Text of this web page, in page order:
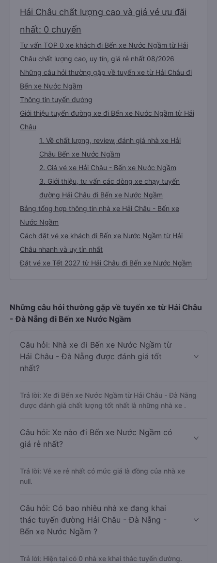
Hải Châu chất lượng cao và giá vé ưu đãi
nhất: 0 chuyến
Tư vấn TOP 0 xe khách đi Bến xe Nước Ngầm từ Hải
Châu chất lượng cao, uy tín, giá rẻ nhất 08/2026
Những câu hỏi thường gặp về tuyến xe từ Hải Châu đi
Bến xe Nước Ngầm
Thông tin tuyến đường
Giới thiệu tuyến đường xe đi Bến xe Nước Ngầm từ Hải
Châu
1. Về chất lượng, review, đánh giá nhà xe Hải
Châu Bến xe Nước Ngầm
2. Giá vé xe Hải Châu - Bến xe Nước Ngầm
3. Giới thiệu, tư vấn các dòng xe chạy tuyến
đường Hải Châu đi Bến xe Nước Ngầm
Bảng tổng hợp thông tin nhà xe Hải Châu - Bến xe
Nước Ngầm
Cách đặt vé xe khách đi Bến xe Nước Ngầm từ Hải
Châu nhanh và uy tín nhất
Đặt vé xe Tết 2027 từ Hải Châu đi Bến xe Nước Ngầm
Những câu hỏi thường gặp về tuyến xe từ Hải Châu
- Đà Nẵng đi Bến xe Nước Ngầm
Câu hỏi: Nhà xe đi Bến xe Nước Ngầm từ
Hải Châu - Đà Nẵng được đánh giá tốt
nhất?
Trả lời: Xe đi Bến xe Nước Ngầm từ Hải Châu - Đà Nẵng
được đánh giá chất lượng tốt nhất là những nhà xe .
Câu hỏi: Xe nào đi Bến xe Nước Ngầm có
giá rẻ nhất?
Trả lời: Vé xe rẻ nhất có mức giá là đồng của nhà xe
null.
Câu hỏi: Có bao nhiêu nhà xe đang khai
thác tuyến đường Hải Châu - Đà Nẵng -
Bến xe Nước Ngầm ?
Trả lời: Hiện tại có 0 nhà xe khai thác tuyến đường.